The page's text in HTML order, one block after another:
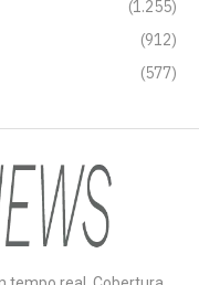
(1.255)
(912)
(577)